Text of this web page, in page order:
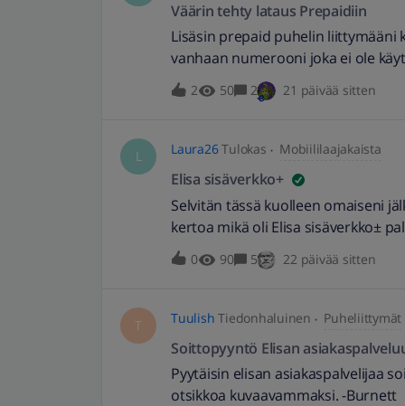
Connection Health ottaa
painottaa pingiä koska latenssi
palvelemaan käyttäjää sillä
näe mitään raportoimisen
arvot kuvaajiin: 30.6 Modeemin
Väärin tehty lataus Prepaidiin
Lisäsin prepaid puhelin liittymääni
vanhaan numerooni joka ei ole
mitään tehdä ja löivät linjan poikki.
numeroon, se ei ollut minun virhe.
16.7.2026 // Muokattu otsikkoa
2 50 2 21 päivää sitten
L Laura26 Tulokas Mobiililaajakaista
Elisa sisäverkko+
Selvitän tässä kuolleen omaiseni
kertoa mikä oli Elisa sisäverkko±
kuukaudessa. Selviäisikö tätä
kotimokkula käytössään. )
0 90 5 22 päivää sitten
T Tuulish Tiedonhaluinen Puheliittymät
Soittopyyntö Elisan
Pyytäisin elisan asiakaspalvelijaa
otsikkoa kuvaavammaksi. -Burnett